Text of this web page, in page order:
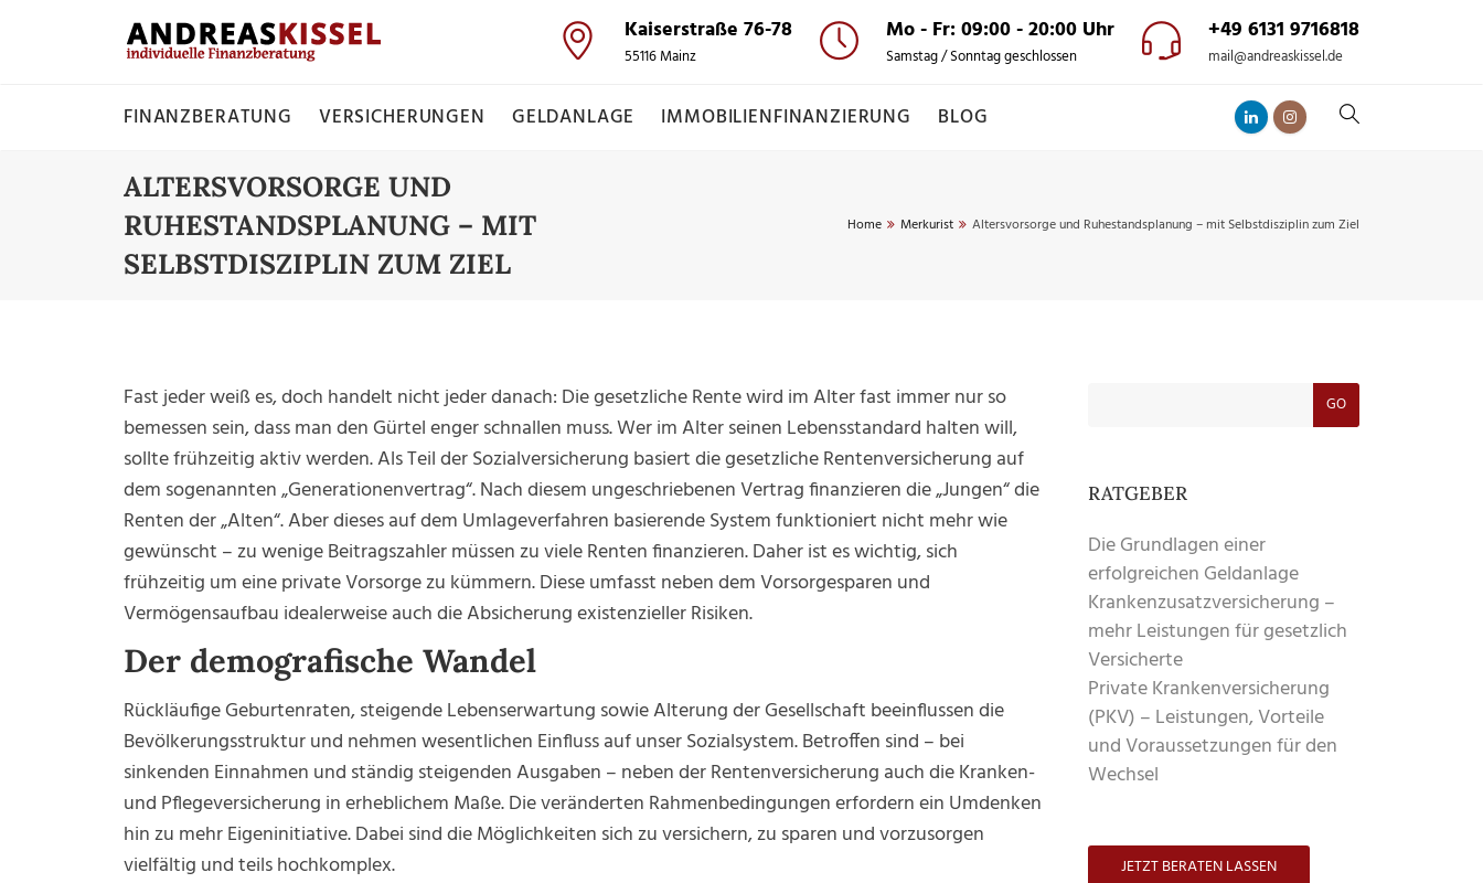
Kaiserstraße 76-78
55116 Mainz
Mo - Fr: 09:00 - 20:00 Uhr
Samstag / Sonntag geschlossen
+49 6131 9716818
mail@andreaskissel.de
FINANZBERATUNG VERSICHERUNGEN GELDANLAGE IMMOBILIENFINANZIERUNG BLOG
ALTERSVORSORGE UND
RUHESTANDSPLANUNG – MIT
SELBSTDISZIPLIN ZUM ZIEL
Home Merkurist Altersvorsorge und Ruhestandsplanung – mit Selbstdisziplin zum Ziel
Fast jeder weiß es, doch handelt nicht jeder danach: Die gesetzliche Rente wird im Alter fast immer nur so
bemessen sein, dass man den Gürtel enger schnallen muss. Wer im Alter seinen Lebensstandard halten will,
sollte frühzeitig aktiv werden. Als Teil der Sozialversicherung basiert die gesetzliche Rentenversicherung auf
dem sogenannten „Generationenvertrag“. Nach diesem ungeschriebenen Vertrag finanzieren die „Jungen“ die
Renten der „Alten“. Aber dieses auf dem Umlageverfahren basierende System funktioniert nicht mehr wie
gewünscht – zu wenige Beitragszahler müssen zu viele Renten finanzieren. Daher ist es wichtig, sich
frühzeitig um eine private Vorsorge zu kümmern. Diese umfasst neben dem Vorsorgesparen und
Vermögensaufbau idealerweise auch die Absicherung existenzieller Risiken.
Der demografische Wandel
Rückläufige Geburtenraten, steigende Lebenserwartung sowie Alterung der Gesellschaft beeinflussen die
Bevölkerungsstruktur und nehmen wesentlichen Einfluss auf unser Sozialsystem. Betroffen sind – bei
sinkenden Einnahmen und ständig steigenden Ausgaben – neben der Rentenversicherung auch die Kranken-
und Pflegeversicherung in erheblichem Maße. Die veränderten Rahmenbedingungen erfordern ein Umdenken
hin zu mehr Eigeninitiative. Dabei sind die Möglichkeiten sich zu versichern, zu sparen und vorzusorgen
vielfältig und teils hochkomplex.
GO
RATGEBER
Die Grundlagen einer
erfolgreichen Geldanlage
Krankenzusatzversicherung –
mehr Leistungen für gesetzlich
Versicherte
Private Krankenversicherung
(PKV) – Leistungen, Vorteile
und Voraussetzungen für den
Wechsel
JETZT BERATEN LASSEN